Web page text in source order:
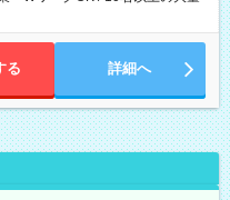
る 詳細へ